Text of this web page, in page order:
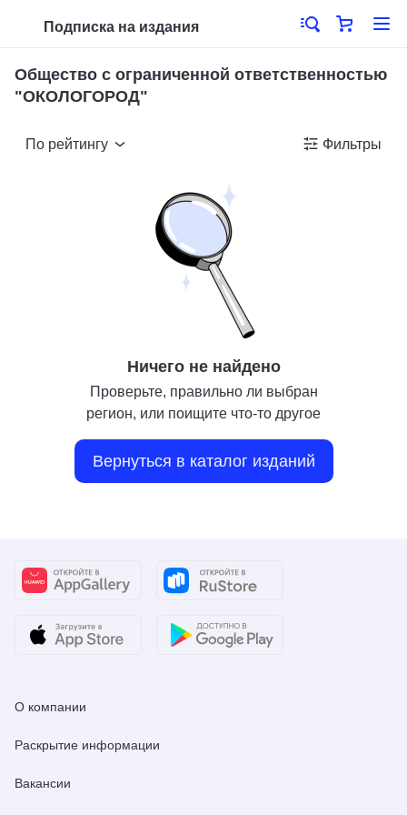
Подписка на издания
Общество с ограниченной ответственностью
"ОКОЛОГОРОД"
По рейтингу Фильтры
Ничего не найдено
Проверьте, правильно ли выбран
регион, или поищите что-то другое
Вернуться в каталог изданий
О компании
Раскрытие информации
Вакансии